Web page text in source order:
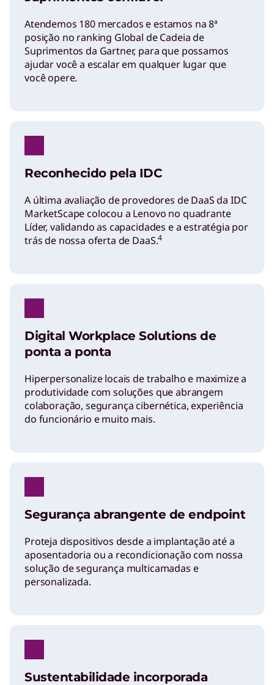
Atendemos 180 mercados e estamos na 8ª
posição no ranking Global de Cadeia de
Suprimentos da Gartner, para que possamos
ajudar você a escalar em qualquer lugar que
você opere.
Reconhecido pela IDC
A última avaliação de provedores de DaaS da IDC
MarketScape colocou a Lenovo no quadrante
Líder, validando as capacidades e a estratégia por
trás de nossa oferta de DaaS.4
Digital Workplace Solutions de
ponta a ponta
Hiperpersonalize locais de trabalho e maximize a
produtividade com soluções que abrangem
colaboração, segurança cibernética, experiência
do funcionário e muito mais.
Segurança abrangente de endpoint
Proteja dispositivos desde a implantação até a
aposentadoria ou a recondicionação com nossa
solução de segurança multicamadas e
personalizada.
Sustentabilidade incorporada